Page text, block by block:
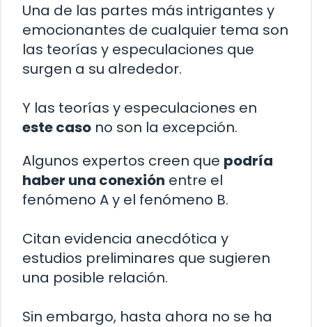
Una de las partes más intrigantes y
emocionantes de cualquier tema son
las teorías y especulaciones que
surgen a su alrededor.
Y las teorías y especulaciones en
este caso no son la excepción.
Algunos expertos creen que podría
haber una conexión entre el
fenómeno A y el fenómeno B.
Citan evidencia anecdótica y
estudios preliminares que sugieren
una posible relación.
Sin embargo, hasta ahora no se ha